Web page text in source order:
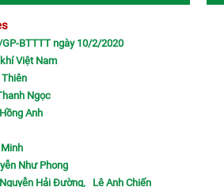
GP-BTTTT ngày 10/2/2020
Việt Nam
Thiên
Ngọc
Anh
Như Phong
Nguyễn Hải Đường, Lê Anh Chiến